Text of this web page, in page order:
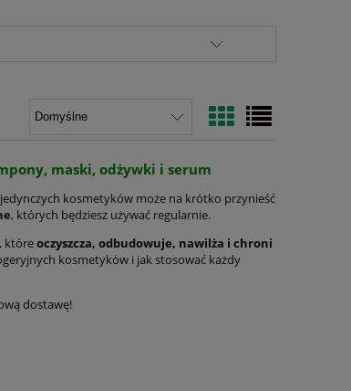
maski, odżywki i serum
kosmetyków może na krótko przynieść
, których będziesz używać regularnie.
któreoczyszcza, odbudowuje, nawilża i chroni
kosmetyków i jak stosować każdy
dostawę!